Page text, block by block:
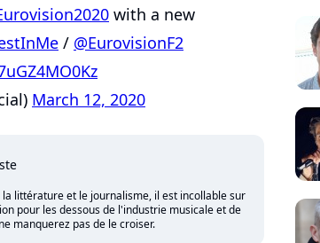
with a new
/ @EurovisionF2
March 12, 2020
littérature et le journalisme, il est incollable sur
pour les dessous de l'industrie musicale et de
manquerez pas de le croiser.